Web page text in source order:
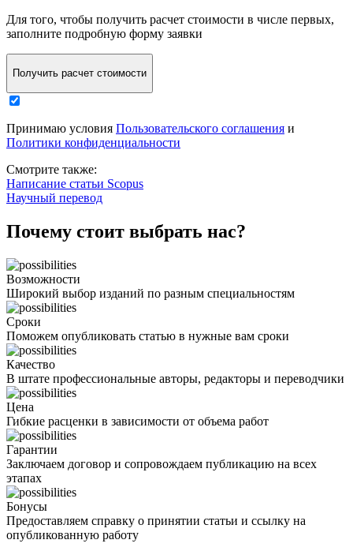
Для того, чтобы получить расчет стоимости в числе первых,
заполните подробную форму заявки
Получить расчет стоимости
Принимаю условия Пользовательского соглашения и
Политики конфиденциальности
Смотрите также:
Написание статьи Scopus
Научный перевод
Почему стоит выбрать нас?
Возможности
Широкий выбор изданий по разным специальностям
Сроки
Поможем опубликовать статью в нужные вам сроки
Качество
В штате профессиональные авторы, редакторы и переводчики
Цена
Гибкие расценки в зависимости от объема работ
Гарантии
Заключаем договор и сопровождаем публикацию на всех
этапах
Бонусы
Предоставляем справку о принятии статьи и ссылку на
опубликованную работу